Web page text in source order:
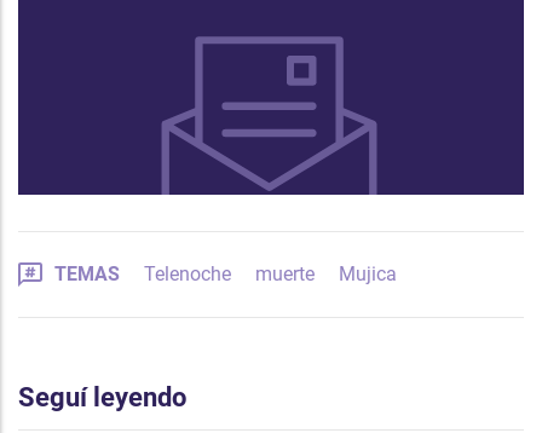
TEMAS Telenoche muerte Mujica
Seguí leyendo